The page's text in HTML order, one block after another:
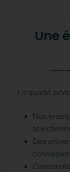
Une
La qualité
Nos
Des